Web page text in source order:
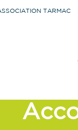
TARMAC